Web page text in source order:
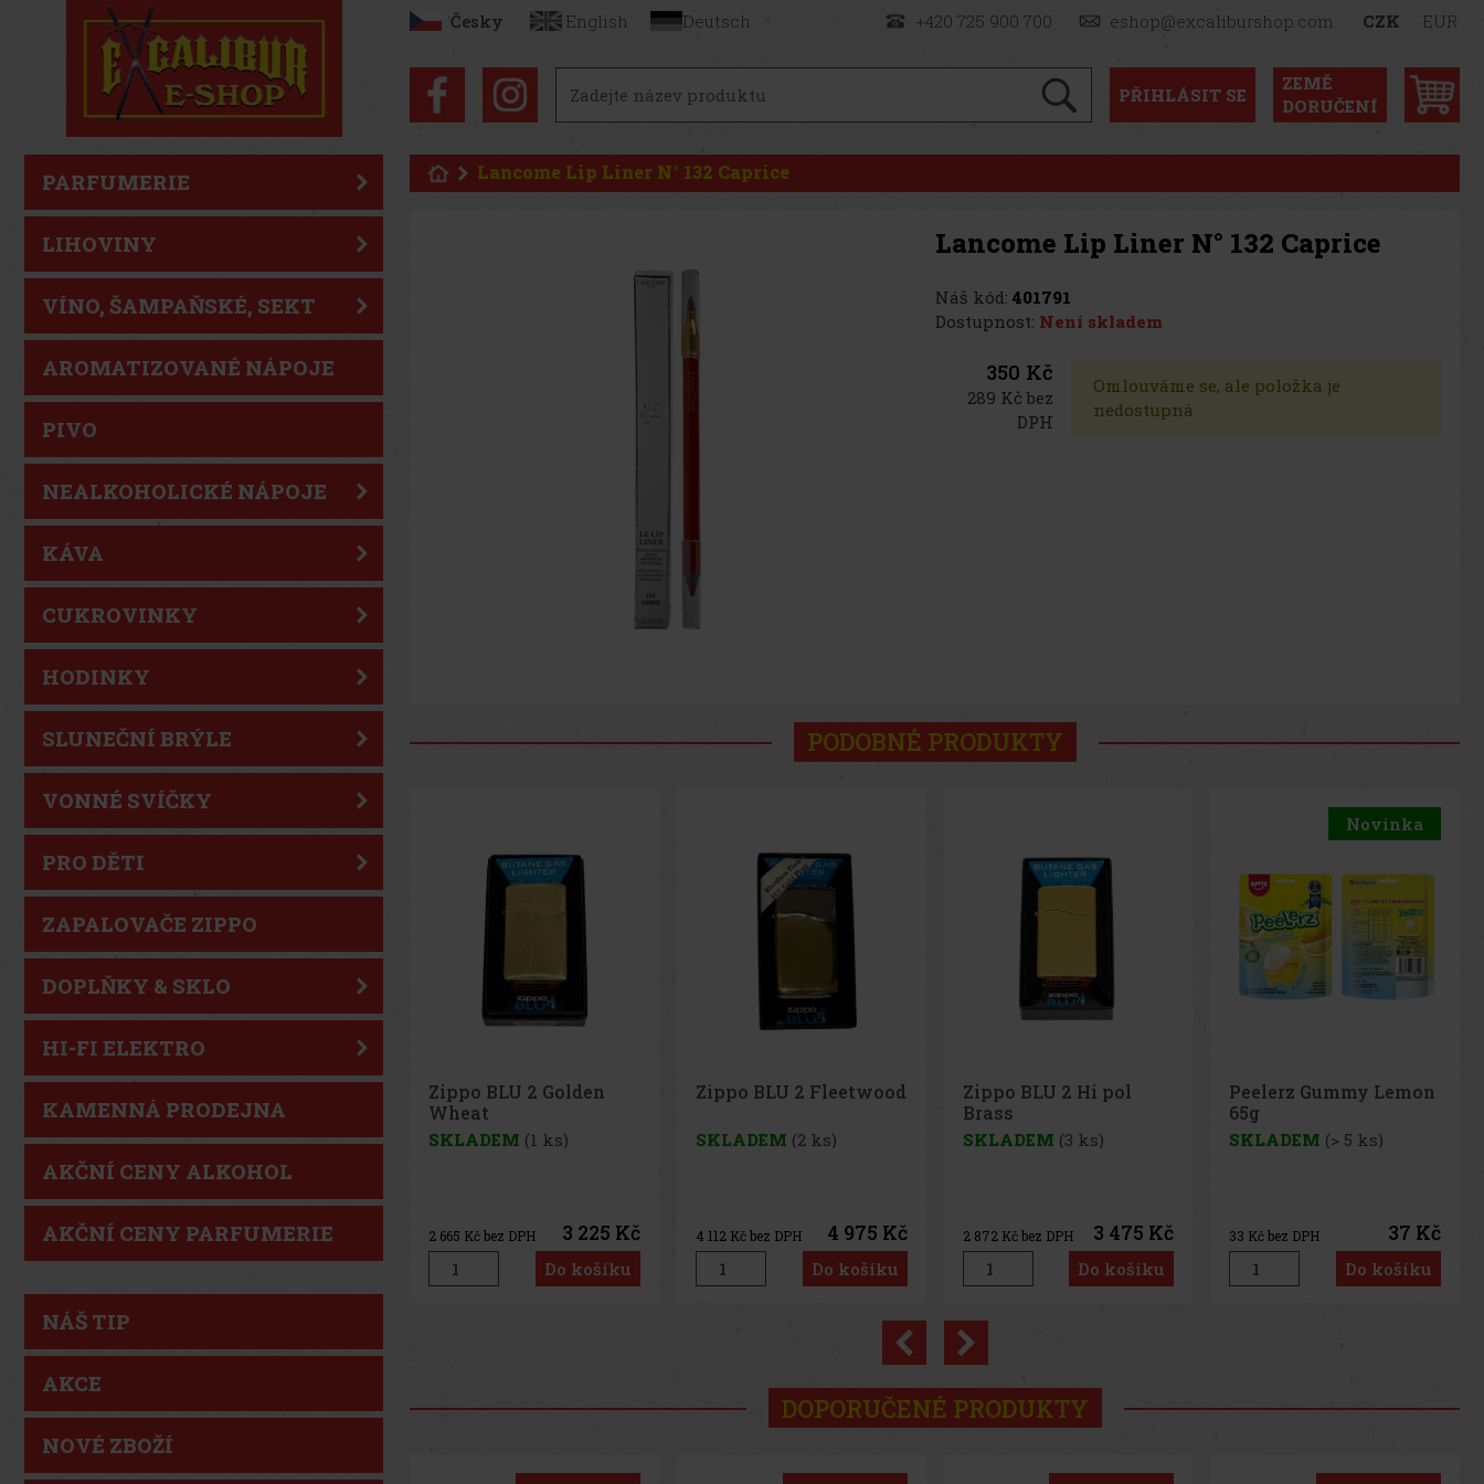
Česky English Deutsch +420 725 900 700 eshop@excaliburshop.com CZK EUR
PŘIHLÁSIT SE
ZEMĚ
DORUČENÍ
PARFUMERIE
LIHOVINY
VÍNO, ŠAMPAŇSKÉ, SEKT
AROMATIZOVANÉ NÁPOJE
PIVO
NEALKOHOLICKÉ NÁPOJE
KÁVA
CUKROVINKY
HODINKY
SLUNEČNÍ BRÝLE
VONNÉ SVÍČKY
PRO DĚTI
ZAPALOVAČE ZIPPO
DOPLŇKY & SKLO
HI-FI ELEKTRO
KAMENNÁ PRODEJNA
AKČNÍ CENY ALKOHOL
AKČNÍ CENY PARFUMERIE
NÁŠ TIP
AKCE
NOVÉ ZBOŽÍ
Lancome Lip Liner N° 132 Caprice
Lancome Lip Liner N° 132 Caprice
Náš kód: 401791
Dostupnost: Není skladem
350 Kč
289 Kč bez
DPH
Omlouváme se, ale položka je
nedostupná
PODOBNÉ PRODUKTY
Zippo BLU 2 Fleetwood
SKLADEM (2 ks)
4 112 Kč bez DPH 4 975 Kč
Do košíku
Zippo BLU 2 Hi pol
SKLADEM (3 ks)
2 872Kč bez DPH 3 475 Kč
Do košíku
Peelerz Gummy Lemon
65g
SKLADEM (> 5 ks)
33Kč bez DPH 37 Kč
Do košíku
Novinka
Peelerz Gummy White
Peach 65g
SKLADEM (> 5 ks)
33 Kč bez DPH 37 Kč
Do košíku
Previous
DOPORUČENÉ PRODUKTY